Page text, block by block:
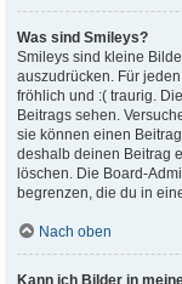
Was sind Smileys?
Smileys sind kleine
auszudrücken. Für
fröhlich und :( traurig.
Beitrags sehen.
sie können einen
deshalb deinen Beitrag
löschen. Die Board-
begrenzen, die du in
Nach oben
Kann ich Bilder in